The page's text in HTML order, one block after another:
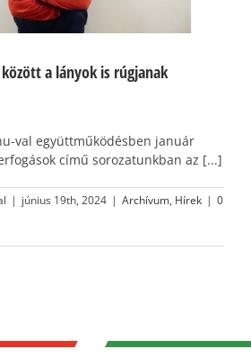
a lányok is rúgjanak
val együttműködésben január
című sorozatunkban az [...]
| június 19th, 2024 | Archívum, Hírek | 0